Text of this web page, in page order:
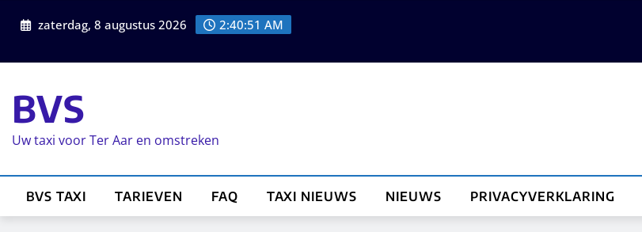
zaterdag, 8 augustus 2026 2:40:51 AM
BVS
Uw taxi voor Ter Aar en omstreken
BVS TAXI TARIEVEN FAQ TAXI NIEUWS NIEUWS PRIVACYVERKLARING